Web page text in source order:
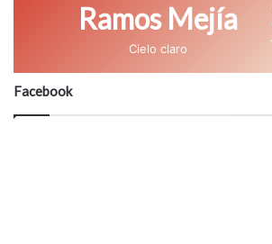
Ramos Mejía
Cielo claro
Facebook